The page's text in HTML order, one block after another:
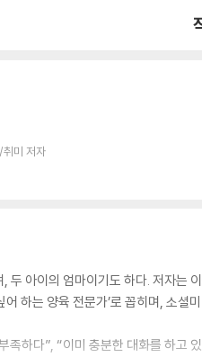
미 저자
두 아이의 엄마이기도 하다. 저자
하는 양육 전문가’로 꼽히며, 소
족하다”, “이미 충분한 대화를 하고